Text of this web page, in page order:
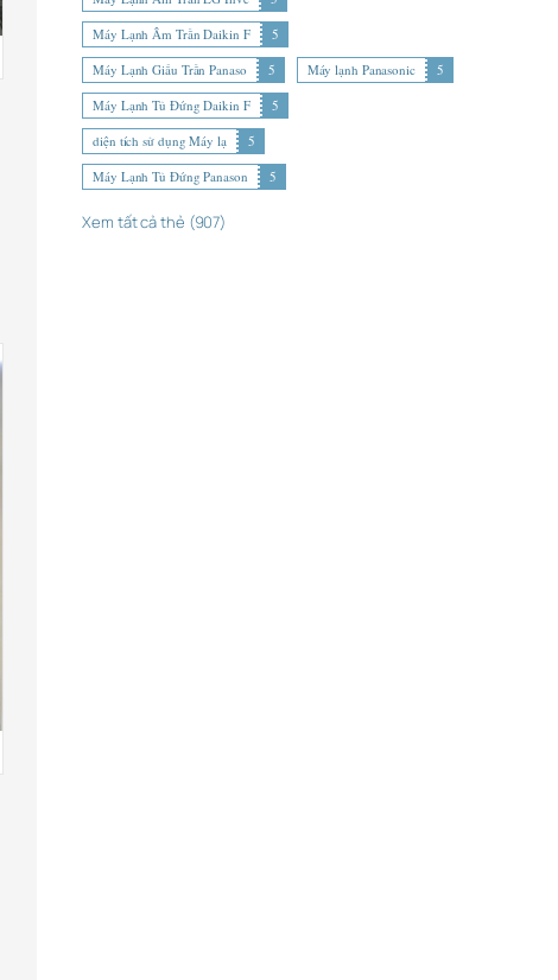
Máy Lạnh Âm Trần Daikin F
5
Máy Lạnh Giấu Trần Panaso
5 Máy lạnh Panasonic
5
Máy Lạnh Tủ Đứng Daikin F
5
diện tích sử dụng Máy lạ
5
Máy Lạnh Tủ Đứng Panason
5
Xem tất cả thẻ (907)